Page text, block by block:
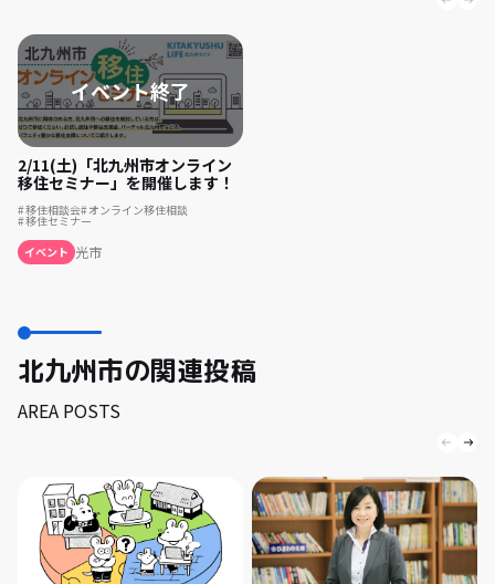
2/11(土)「北九州市オンライン
移住セミナー」を開催します！
移住相談会 オンライン移住相談
移住セミナー
イベント 光市
北九州市の関連投稿
AREA POSTS